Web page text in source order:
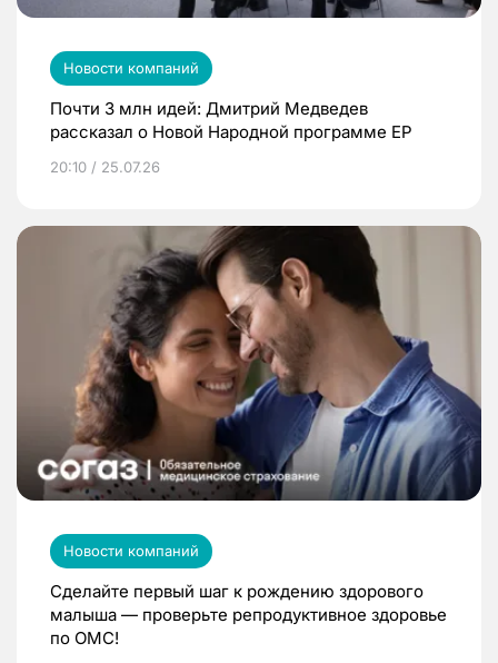
Новости компаний
Почти 3 млн идей: Дмитрий Медведев
рассказал о Новой Народной программе ЕР
20:10 / 25.07.26
Новости компаний
Сделайте первый шаг к рождению здорового
малыша — проверьте репродуктивное здоровье
по ОМС!